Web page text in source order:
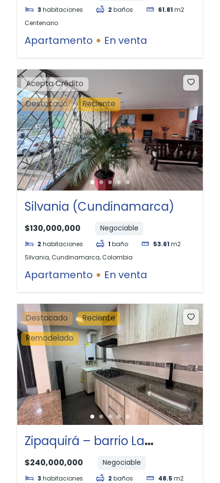
3 habitaciones 2 baños 61.81 m2
Centenario
Apartamento En venta
Acepta Crédito
Destacado
Reciente
Silvania (Cundinamarca)
$130,000,000 Negociable
2 habitaciones 1 baño 53.61 m2
Silvania, Cundinamarca, Colombia
Apartamento En venta
Destacado
Reciente
Remodelado
Zipaquirá – barrio La
Toscana
$240,000,000 Negociable
3 habitaciones 2 baños 48.5 m2